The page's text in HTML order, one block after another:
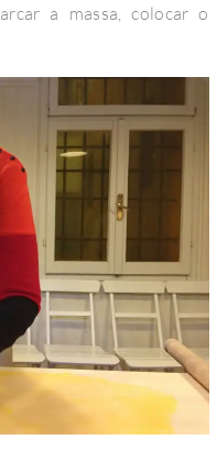
a massa, colocar o